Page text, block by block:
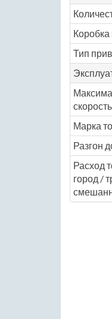
Тип
Марка
Разгон
Расход
город /